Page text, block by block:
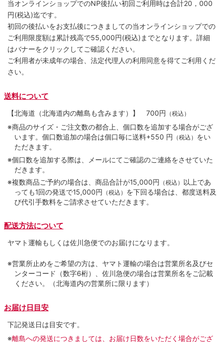
当オンラインショップでのNP後払い初回ご利用時は合計20，000
円(税込)迄です。
初回の後払いをお支払後につきましての当オンラインショップでの
ご利用限度額は累計残高で55,000円(税込)までとなります。詳細
はバナーをクリックしてご確認ください。
ご利用者が未成年の場合、法定代理人の利用同意を得てご利用くだ
さい。
送料について
【北海道（北海道内の離島も含みます）】 700円 （税込）
※商品のサイズ・ご注文数の都合上、個口数を追加する場合がござ
います。個口数追加の場合は個口毎に送料+550 円 （税込） をい
ただきます。
※個口数を追加する際は、メールにてご確認のご連絡をさせていた
だきます。
※複数商品ご予約の場合は、商品合計が15,000円 （税込） 以上であ
っても1回の発送で15,000円 （税込） を下回る場合は、都度送料及
び代引手数料をご請求させていただきます。
配送方法について
ヤマト運輸もしくは佐川急便でのお届けになります。
※営業所止めをご希望の方は、ヤマト運輸の場合は営業所名及びセ
ンターコード（数字6桁）、佐川急便の場合は営業所名をご記載
ください。（北海道内の営業所に限ります）
お届け日目安
下記発送日は目安です。
※離島への発送につきましては、お届け日数をいただく場合がござ